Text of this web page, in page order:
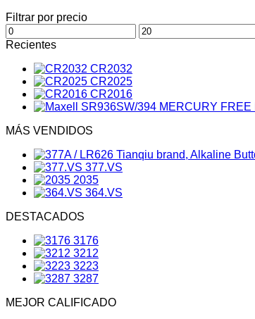
Filtrar por precio
Precio
mínimo
Precio
máximo
Recientes
CR2032
CR2025
CR2016
MÁS VENDIDOS
377.VS
2035
364.VS
DESTACADOS
3176
3212
3223
3287
MEJOR CALIFICADO